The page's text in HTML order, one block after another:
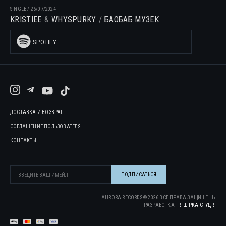
SINGLE/ 26/07/2024
KRISTIEE WHYSPURKY БАОБАБ МУЗЕК
SPOTIFY
ДОСТАВКА И ВОЗВРАТ
СОГЛАШЕНИЕ ПОЛЬЗОВАТЕЛЯ
КОНТАКТЫ
AURORA RECORDS ©2026 ВСЕ ПРАВА ЗАЩИЩЕНЫ
РАЗРАБОТКА – ЯЩІРКА CТУДІЯ